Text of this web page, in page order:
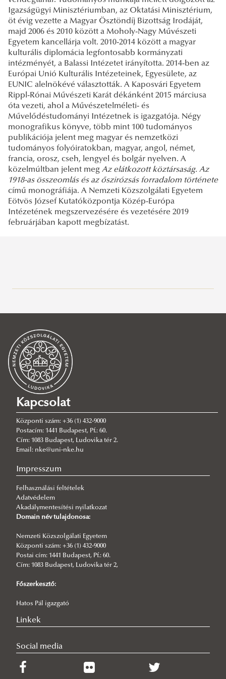
Balázs Eszter
Demmel József
Zahorán Csaba
Bedők Péter
Ordasi Ágnes
Novák Attila
Igazságügyi Minisztériumban, az Oktatási Minisztérium,
öt évig vezette a Magyar Ösztöndíj Bizottság Irodáját,
majd 2006 és 2010 között a Moholy-Nagy Művészeti
Egyetem kancellárja volt. 2010-2014 között a magyar
kulturális diplomácia legfontosabb kormányzati
intézményét, a Balassi Intézetet irányította. 2014-ben az
Európai Unió Kulturális Intézeteinek, Egyesülete, az
EUNIC alelnökévé választották. A Kaposvári Egyetem
Rippl-Rónai Művészeti Karát dékánként 2015 márciusa
óta vezeti, ahol a Művészetelméleti- és
Művelődéstudományi Intézetnek is igazgatója. Négy
monografikus könyve, több mint 100 tudományos
publikációja jelent meg magyar és nemzetközi
tudományos folyóiratokban, magyar, angol, német,
francia, orosz, cseh, lengyel és bolgár nyelven. A
közelmúltban jelent meg Az elátkozott köztársaság. Az
1918-as összeomlás és az őszirózsás forradalom története
című monográfiája. A Nemzeti Közszolgálati Egyetem
Eötvös József Kutatóközpontja Közép-Európa
Intézetének megszervezésére és vezetésére 2019
februárjában kapott megbízatást.
Kapcsolat
Központi szám: +36 (1) 432-9000
Postacím: 1441 Budapest, Pf.: 60.
Cím: 1083 Budapest, Ludovika tér 2.
Email: nke@uni-nke.hu
Impresszum
Felhasználási feltételek
Adatvédelem
Akadálymentesítési nyilatkozat
Domain név tulajdonosa:
Nemzeti Közszolgálati Egyetem
Központi szám: +36 (1) 432-9000
Postai cím: 1441 Budapest, Pf.: 60.
Cím: 1083 Budapest, Ludovika tér 2,
Főszerkesztő:
Hatos Pál igazgató
Linkek
Social media